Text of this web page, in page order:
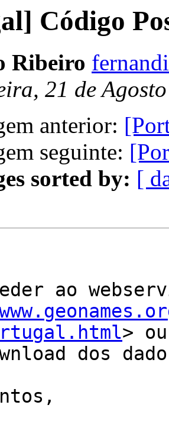
Código
Ribeiro
21 de
anterior:
seguinte:
sorted by: [
ao
>
dos